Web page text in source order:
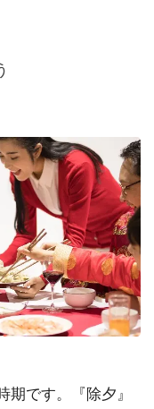
です。『除夕』